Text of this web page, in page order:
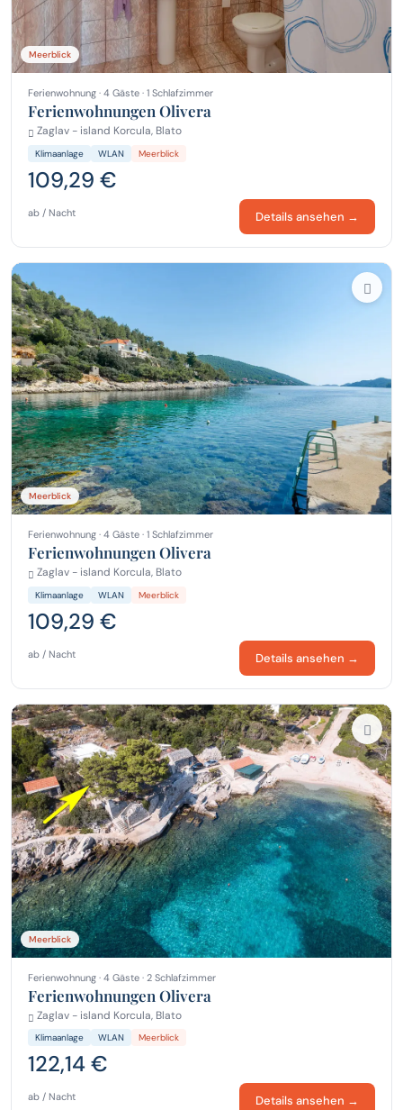
Meerblick
Ferienwohnung · 4 Gäste · 1 Schlafzimmer
Ferienwohnungen Olivera
Zaglav - island Korcula, Blato
Klimaanlage WLAN Meerblick
109,29 €
ab / Nacht Details ansehen →
Meerblick
Ferienwohnung · 4 Gäste · 1 Schlafzimmer
Ferienwohnungen Olivera
Zaglav - island Korcula, Blato
Klimaanlage WLAN Meerblick
109,29 €
ab / Nacht Details ansehen →
Meerblick
Ferienwohnung · 4 Gäste · 2 Schlafzimmer
Ferienwohnungen Olivera
Zaglav - island Korcula, Blato
Klimaanlage WLAN Meerblick
122,14 €
ab / Nacht Details ansehen →